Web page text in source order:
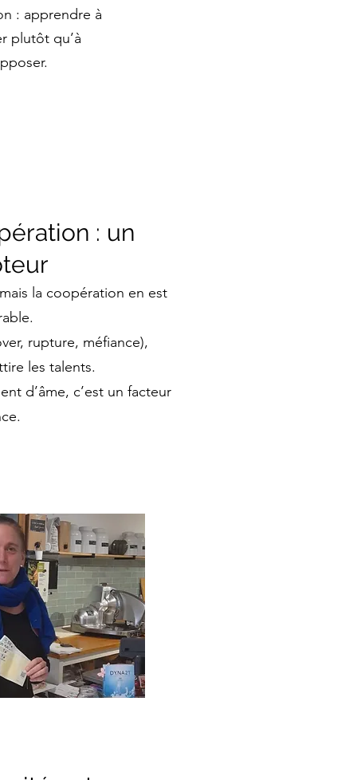
: apprendre à
plutôt qu’à
: un
la coopération en est
rupture, méfiance),
les talents.
d’âme, c’est un facteur